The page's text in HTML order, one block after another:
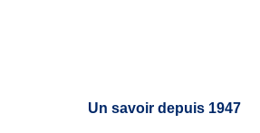
Un savoir depuis 1947